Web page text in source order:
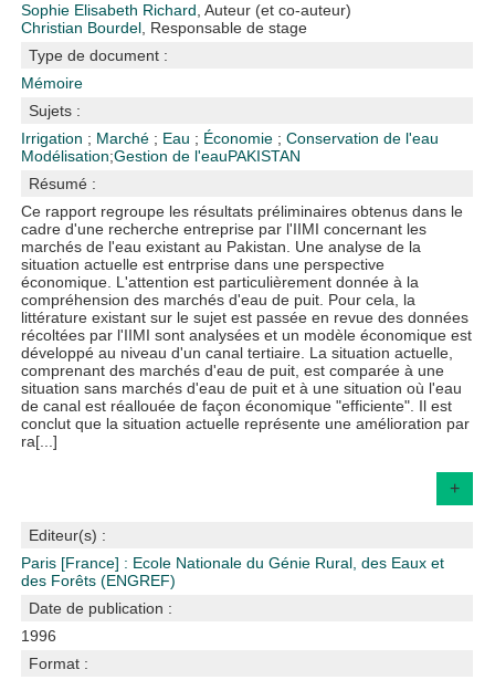
Sophie Elisabeth Richard , Auteur (et co-auteur)
Christian Bourdel , Responsable de stage
Type de document :
Mémoire
Sujets :
Irrigation ; Marché ; Eau ; Économie ;Conservation de l'eau
Modélisation;Gestion de l'eauPAKISTAN
Résumé :
Ce rapport regroupe les résultats préliminaires obtenus dans le
cadre d'une recherche entreprise par l'IIMI concernant les
marchés de l'eau existant au Pakistan. Une analyse de la
situation actuelle est entrprise dans une perspective
économique. L'attention est particulièrement donnée à la
compréhension des marchés d'eau de puit. Pour cela, la
littérature existant sur le sujet est passée en revue des données
récoltées par l'IIMI sont analysées et un modèle économique est
développé au niveau d'un canal tertiaire. La situation actuelle,
comprenant des marchés d'eau de puit, est comparée à une
situation sans marchés d'eau de puit et à une situation où l'eau
de canal est réallouée de façon économique "efficiente". Il est
conclut que la situation actuelle représente une amélioration par
ra[...]
+
Editeur(s) :
Paris [France] : Ecole Nationale du Génie Rural, des Eaux et
des Forêts (ENGREF)
Date de publication :
1996
Format :